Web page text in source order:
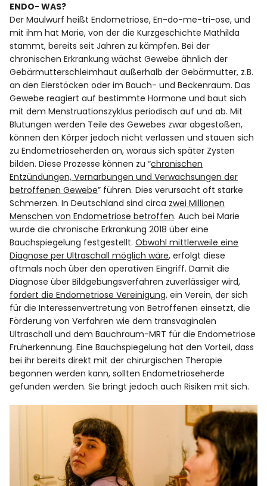
ENDO- WAS?
Der Maulwurf heißt Endometriose, En-do-me-tri-ose, und
mit ihm hat Marie, von der die Kurzgeschichte Mathilda
stammt, bereits seit Jahren zu kämpfen. Bei der
chronischen Erkrankung wächst Gewebe ähnlich der
Gebärmutterschleimhaut außerhalb der Gebärmutter, z.B.
an den Eierstöcken oder im Bauch- und Beckenraum. Das
Gewebe reagiert auf bestimmte Hormone und baut sich
mit dem Menstruationszyklus periodisch auf und ab. Mit
Blutungen werden Teile des Gewebes zwar abgestoßen,
können den Körper jedoch nicht verlassen und stauen sich
zu Endometrioseherden an, woraus sich später Zysten
bilden. Diese Prozesse können zu “chronischen
Entzündungen, Vernarbungen und Verwachsungen der
betroffenen Gewebe” führen. Dies verursacht oft starke
Schmerzen. In Deutschland sind circa zwei Millionen
Menschen von Endometriose betroffen. Auch bei Marie
wurde die chronische Erkrankung 2018 über eine
Bauchspiegelung festgestellt.Obwohl mittlerweile eine
Diagnose per Ultraschall möglich wäre, erfolgt diese
oftmals noch über den operativen Eingriff. Damit die
Diagnose über Bildgebungsverfahren zuverlässiger wird,
fordert die Endometriose Vereinigung, ein Verein, der sich
für die Interessenvertretung von Betroffenen einsetzt, die
Förderung von Verfahren wie dem transvaginalen
Ultraschall und dem Bauchraum-MRT für die Endometriose
Früherkennung. Eine Bauchspiegelung hat den Vorteil, dass
bei ihr bereits direkt mit der chirurgischen Therapie
begonnen werden kann, sollten Endometrioseherde
gefunden werden. Sie bringt jedoch auch Risiken mit sich.